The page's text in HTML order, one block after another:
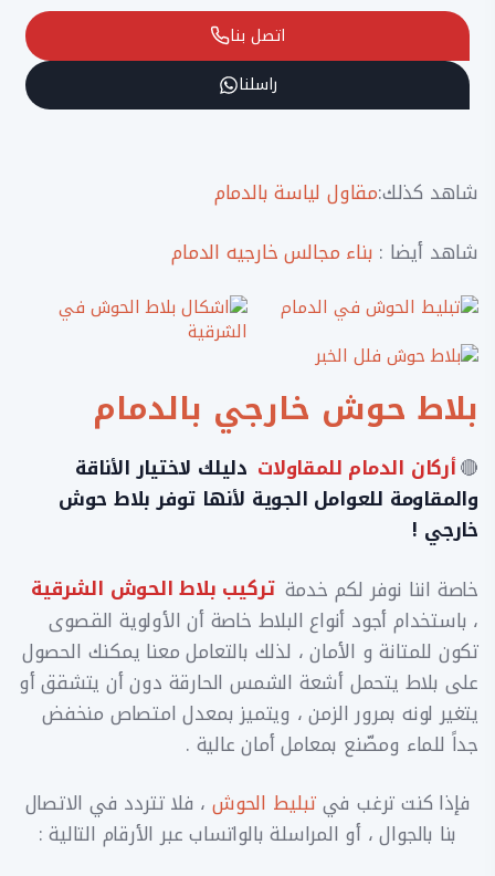
اتصل بنا
راسلنا
شاهد كذلك:مقاول لياسة بالدمام
شاهد أيضا : بناء مجالس خارجيه الدمام
بلاط حوش خارجي بالدمام
🔴أركان الدمام للمقاولات دليلك لاختيار الأناقة
والمقاومة للعوامل الجوية لأنها توفر بلاط حوش
خارجي !
خاصة اننا نوفر لكم خدمة تركيب بلاط الحوش الشرقية
، باستخدام أجود أنواع البلاط خاصة أن الأولوية القصوى
تكون للمتانة و الأمان ، لذلك بالتعامل معنا يمكنك الحصول
على بلاط يتحمل أشعة الشمس الحارقة دون أن يتشقق أو
يتغير لونه بمرور الزمن ، ويتميز بمعدل امتصاص منخفض
جداً للماء ومصّنع بمعامل أمان عالية .
فإذا كنت ترغب فيتبليط الحوش ، فلا تتردد في الاتصال
بنا بالجوال ، أو المراسلة بالواتساب عبر الأرقام التالية :